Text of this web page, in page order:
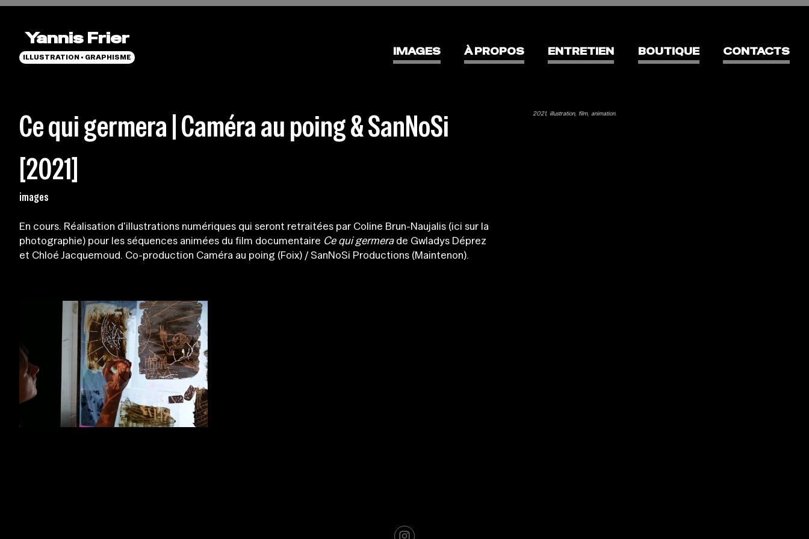
Yannis Frier
ILLUSTRATION • GRAPHISME IMAGES À PROPOS ENTRETIEN BOUTIQUE CONTACTS
Ce qui germera | Caméra au poing & SanNoSi
[2021]
images
En cours. Réalisation d'illustrations numériques qui seront retraitées par Coline Brun-Naujalis (ici sur la
photographie) pour les séquences animées du film documentaire Ce qui germerade Gwladys Déprez
et Chloé Jacquemoud. Co-production Caméra au poing (Foix) / SanNoSi Productions (Maintenon).
2021 illustration film animation